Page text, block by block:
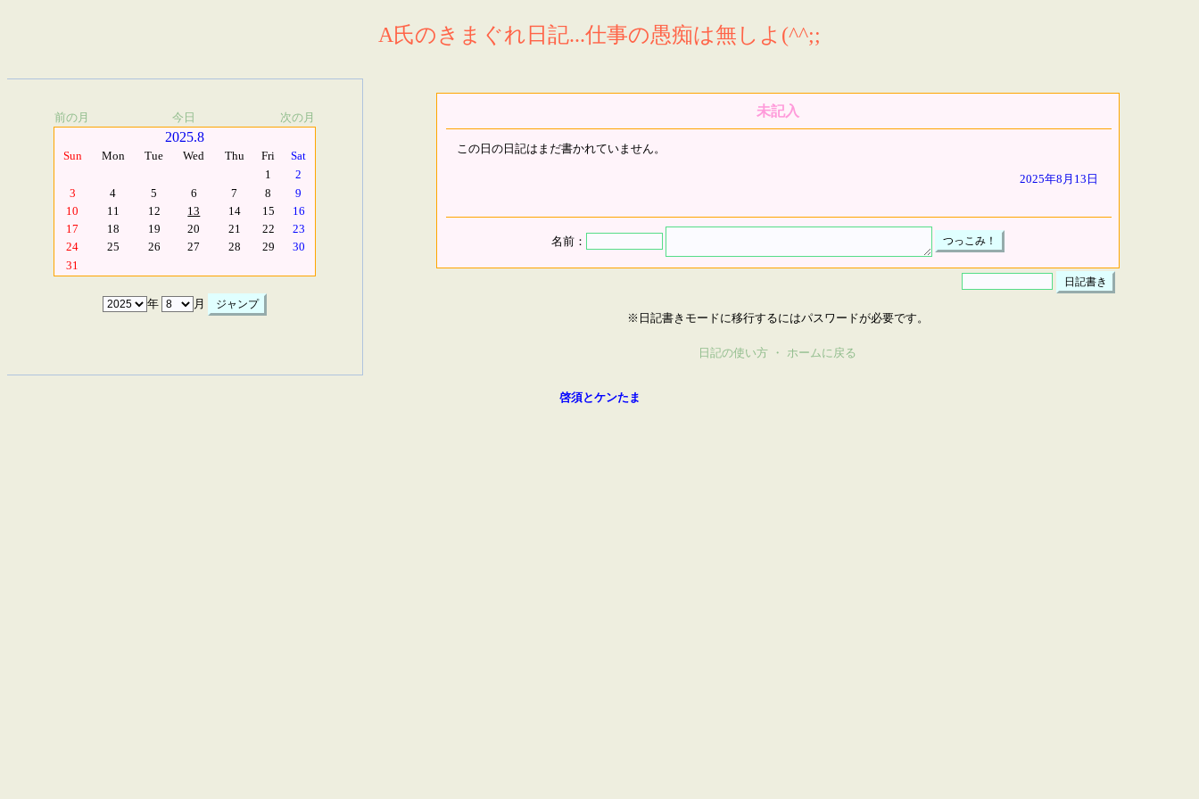
A氏のきまぐれ日記...仕事の愚痴は無しよ(^^;;
前の月 今日 次の月
2025.8
Sun Mon Tue Wed Thu Fri
Sat
1
2
3
4 5 6 7 8
9
10
11 12 13 14 15
16
17
18 19 20 21 22
23
24
25 26 27 28 29
30
31
年 月
未記入
この日の日記はまだ書かれていません。
2025年8月13日
名前：
※日記書きモードに移行するにはパスワードが必要です。
日記の使い方 ・ ホームに戻る
啓須とケンたま